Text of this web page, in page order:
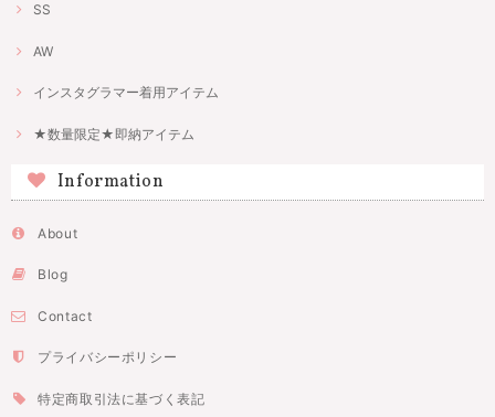
SS
AW
インスタグラマー着用アイテム
★数量限定★即納アイテム
Information
About
Blog
Contact
プライバシーポリシー
特定商取引法に基づく表記